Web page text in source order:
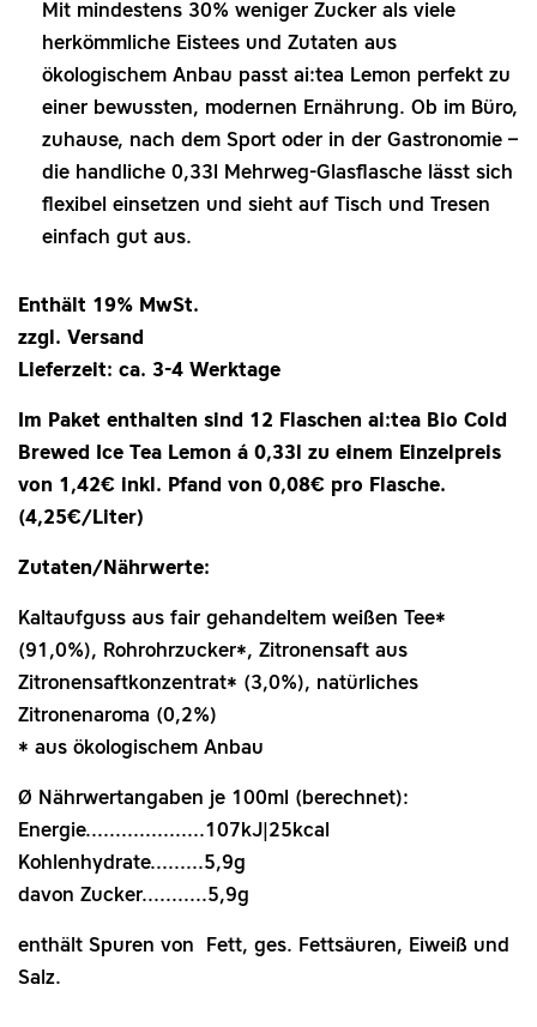
Mit mindestens 30% weniger Zucker als viele
herkömmliche Eistees und Zutaten aus
ökologischem Anbau passt ai:tea Lemon perfekt zu
einer bewussten, modernen Ernährung. Ob im Büro,
zuhause, nach dem Sport oder in der Gastronomie –
die handliche 0,33l Mehrweg‑Glasflasche lässt sich
flexibel einsetzen und sieht auf Tisch und Tresen
einfach gut aus.
Enthält 19% MwSt.
zzgl. Versand
Lieferzeit: ca. 3-4 Werktage
Im Paket enthalten sind 12 Flaschen ai:tea Bio Cold
Brewed Ice Tea Lemon á 0,33l zu einem Einzelpreis
von 1,42€ inkl. Pfand von 0,08€ pro Flasche.
(4,25€/Liter)
Zutaten/Nährwerte:
Kaltaufguss aus fair gehandeltem weißen Tee*
(91,0%), Rohrohrzucker*, Zitronensaft aus
Zitronensaftkonzentrat* (3,0%), natürliches
Zitronenaroma (0,2%)
* aus ökologischem Anbau
Ø Nährwertangaben je 100ml (berechnet):
Energie....................107kJ|25kcal
Kohlenhydrate.........5,9g
davon Zucker...........5,9g
enthält Spuren von Fett, ges. Fettsäuren, Eiweiß und
Salz.